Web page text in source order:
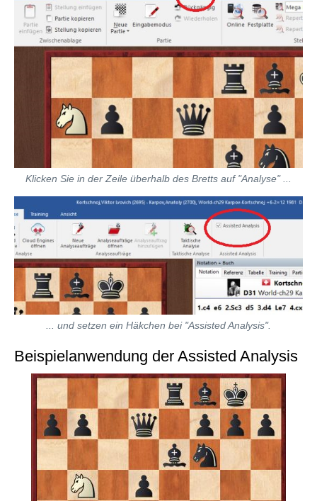
Klicken Sie in der Zeile überhalb des Bretts auf "Analyse" ...
... und setzen ein Häkchen bei "Assisted Analysis".
Beispielanwendung der Assisted Analysis